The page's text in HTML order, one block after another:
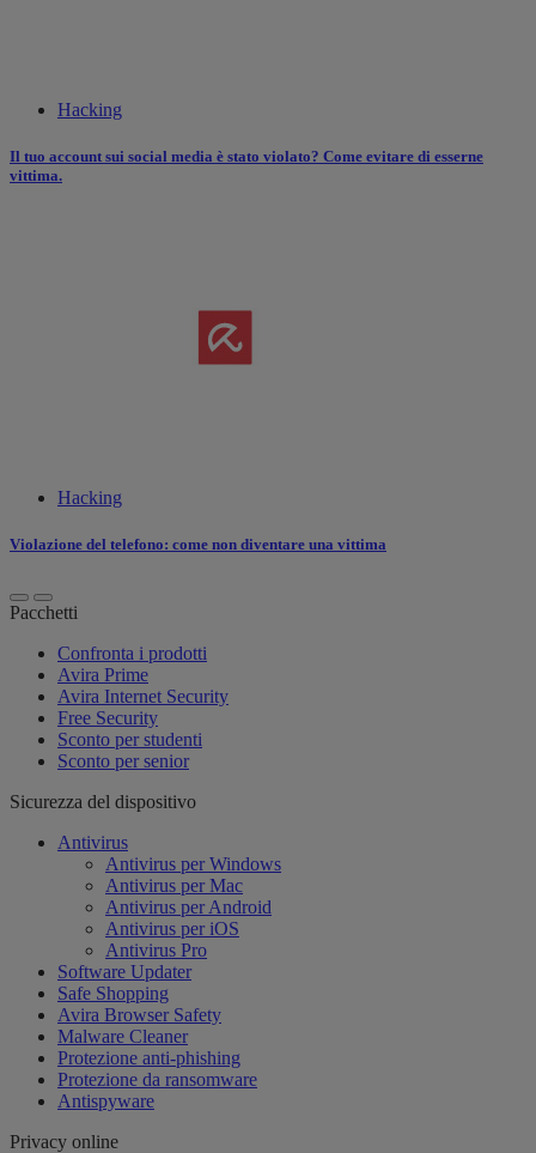
Hacking
Il tuo account sui social media è stato violato? Come evitare di esserne
vittima.
Hacking
Violazione del telefono: come non diventare una vittima
Pacchetti
Confronta i prodotti
Avira Prime
Avira Internet Security
Free Security
Sconto per studenti
Sconto per senior
Sicurezza del dispositivo
Antivirus
Antivirus per Windows
Antivirus per Mac
Antivirus per Android
Antivirus per iOS
Antivirus Pro
Software Updater
Safe Shopping
Avira Browser Safety
Malware Cleaner
Protezione anti-phishing
Protezione da ransomware
Antispyware
Privacy online